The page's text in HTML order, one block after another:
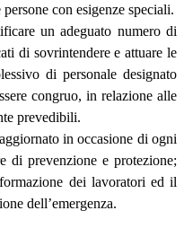
con esigenze speciali.
un adeguato numero di
di sovrintendere e attuare le
di personale designato
congruo, in relazione alle
prevedibili.
in occasione di ogni
di prevenzione e protezione;
dei lavoratori ed il
dell’emergenza.